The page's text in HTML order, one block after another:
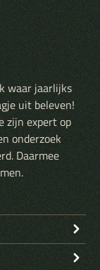
waar jaarlijks
uit beleven!
zijn expert op
onderzoek
Daarmee